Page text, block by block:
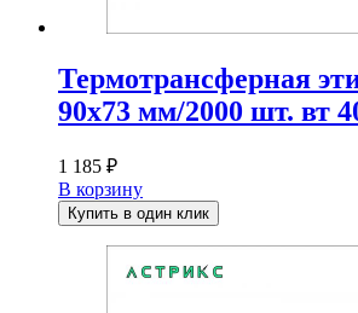
Термотрансферная
90х73 мм/2000 шт. вт
1 185 ₽
В корзину
Купить в один клик